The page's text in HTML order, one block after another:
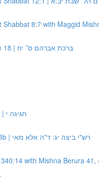
Source #8: Birchat Avraham 18 | ברכת אברהם ס׳ יח
Source #1: Hagiga 10a-10b | חגיגה י
Source #2: Rashi Beitzah 13b | רש"י ביצה יג: ד"ה אלא מאי